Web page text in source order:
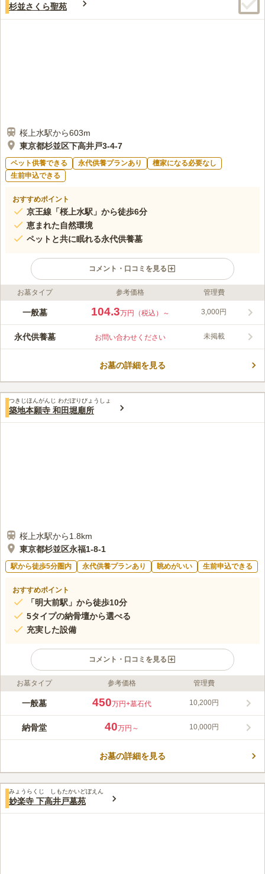
杉並さくら聖苑
桜上水駅から603m
東京都杉並区下高井戸3-4-7
ペット供養できる 永代供養プランあり
檀家になる必要なし
生前申込できる
おすすめポイント
京王線「桜上水駅」から徒歩6分
恵まれた自然環境
ペットと共に眠れる永代供養墓
コメント・口コミを見る
ライフドット編集部のコメント
自然環境の良さに加え、庭園内の植栽も楽しめるガーデニング風
バリアフリーですので年配の方も安心してお参りが出来ます。ど
なたでもご利用可能です。
この霊園はまだ誰からも評価されていません。
お墓タイプ 参考価格 管理費
一般墓 104.3万円（税込）～ 3,000円
永代供養墓 お問い合わせください 未掲載
お墓の詳細を見る
つきじほんがんじ わだぼりびょうしょ
築地本願寺 和田堀廟所
桜上水駅から1.8km
東京都杉並区永福1-8-1
駅から徒歩5分圏内 永代供養プランあり 眺めがいい 生前申込できる
おすすめポイント
「明大前駅」から徒歩10分
5タイプの納骨壇から選べる
充実した設備
コメント・口コミを見る
ライフドット編集部のコメント
築地本願寺 和田堀廟所 納骨堂は、春には桜が満開に咲き誇り、
から徒歩約10分の距離にあり、新宿や渋谷からもアクセスしやす
く便利です。 納骨壇は5種類の中から収納数や予算によって選ぶ
込も受け付けています。
この霊園はまだ誰からも評価されていません。
お墓タイプ 参考価格 管理費
一般墓 450万円+墓石代 10,200円
納骨堂 40万円～ 10,000円
お墓の詳細を見る
みょうらくじ しもたかいどぼえん
妙楽寺 下高井戸墓苑